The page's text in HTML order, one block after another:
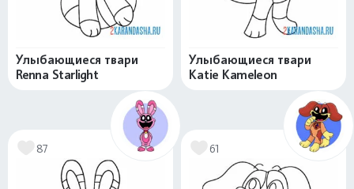
Улыбающиеся твари
Renna Starlight
Улыбающиеся твари
Katie Kameleon
87 61